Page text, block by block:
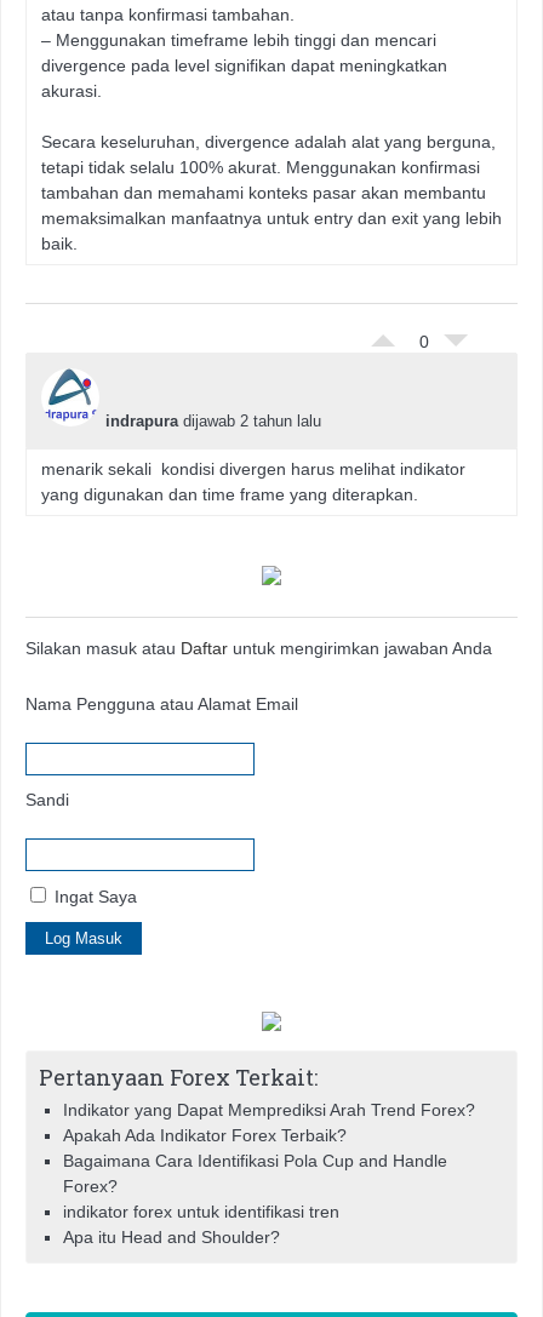
atau tanpa konfirmasi tambahan.
– Menggunakan timeframe lebih tinggi dan mencari
divergence pada level signifikan dapat meningkatkan
akurasi.
Secara keseluruhan, divergence adalah alat yang berguna,
tetapi tidak selalu 100% akurat. Menggunakan konfirmasi
tambahan dan memahami konteks pasar akan membantu
memaksimalkan manfaatnya untuk entry dan exit yang lebih
baik.
0
indrapuradijawab 2 tahun lalu
menarik sekali kondisi divergen harus melihat indikator
yang digunakan dan time frame yang diterapkan.
Silakan masuk atau Daftar untuk mengirimkan jawaban Anda
Nama Pengguna atau Alamat Email
Sandi
Ingat Saya
Pertanyaan Forex Terkait:
Indikator yang Dapat Memprediksi Arah Trend Forex?
Apakah Ada Indikator Forex Terbaik?
Bagaimana Cara Identifikasi Pola Cup and Handle
Forex?
indikator forex untuk identifikasi tren
Apa itu Head and Shoulder?